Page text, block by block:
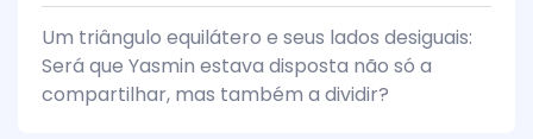
Um triângulo equilátero e seus lados desiguais:
Será que Yasmin estava disposta não só a
compartilhar, mas também a dividir?